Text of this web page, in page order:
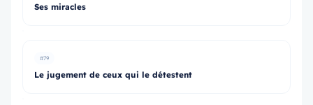
Ses miracles
#79
Le jugement de ceux qui le détestent